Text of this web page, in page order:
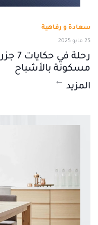
سعادة و رفاهية
25 مايو 2025
رحلة
مسكونة بالأشباح
المزيد